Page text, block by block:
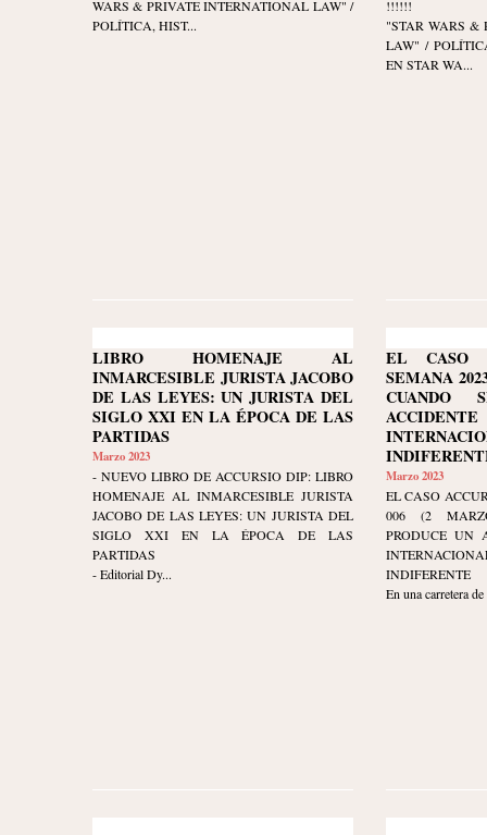
WARS & PRIVATE INTERNATIONAL LAW" /
POLÍTICA, HIST...
!!!!!!
"STAR WARS &
LAW" /
EN STAR WA...
LIBRO HOMENAJE AL
INMARCESIBLE JURISTA JACOBO
DE LAS LEYES: UN JURISTA DEL
SIGLO XXI EN LA ÉPOCA DE LAS
PARTIDAS
Marzo 2023
- NUEVO LIBRO DE ACCURSIO DIP: LIBRO
HOMENAJE AL INMARCESIBLE JURISTA
JACOBO DE LAS LEYES: UN JURISTA DEL
SIGLO XXI EN LA ÉPOCA DE LAS
PARTIDAS
- Editorial Dy...
EL CASO
SEMANA
CUANDO
Marzo 2023
EL CASO
006 (2
PRODUCE UN
INDIFERENTE
En una carretera